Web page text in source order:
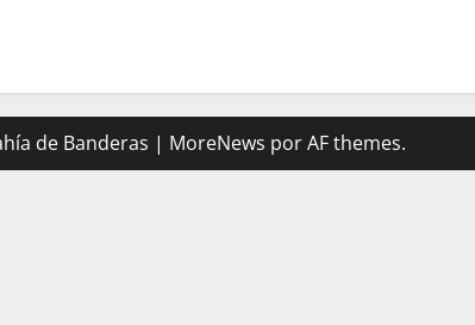
de Banderas | MoreNews por AF themes.